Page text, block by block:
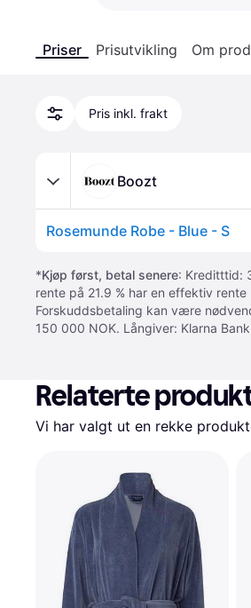
Priser Prisutvikling Om
Pris inkl. frakt
Boozt
Rosemunde Robe - Blue - S
*Kjøp først, betal senere: Kreditttid:
rente på 21.9 % har en effektiv
Forskuddsbetaling kan være
150 000 NOK. Långiver: Klarna
Relaterte
Vi har valgt ut en rekke